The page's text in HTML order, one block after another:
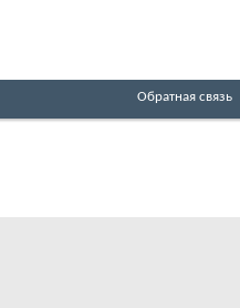
Обратная связь